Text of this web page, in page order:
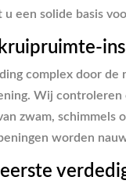
een solide basis
complex door de
Wij
zwam,
worden